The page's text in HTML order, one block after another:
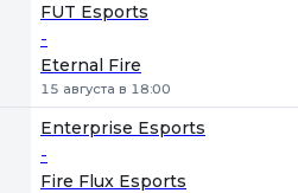
FUT Esports
-
Eternal Fire
15 августа в 18:00
Enterprise Esports
-
Fire Flux Esports